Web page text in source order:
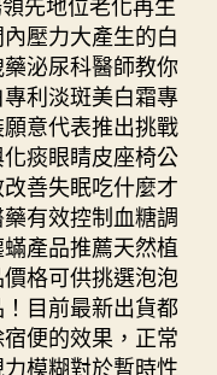
壓力大產生的白
泌尿科醫師教你
利淡斑美白霜專
意代表推出挑戰
痰眼睛皮座椅公
善失眠吃什麼才
有效控制血糖調
產品推薦天然植
格可供挑選泡泡
目前最新出貨都
便的效果，正常
模糊對於暫時性